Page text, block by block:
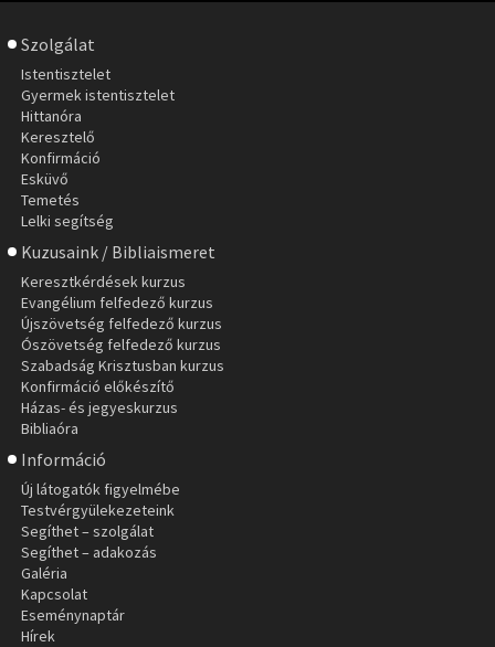
Szolgálat
Istentisztelet
Gyermek istentisztelet
Hittanóra
Keresztelő
Konfirmáció
Esküvő
Temetés
Lelki segítség
Kuzusaink / Bibliaismeret
Keresztkérdések kurzus
Evangélium felfedező kurzus
Újszövetség felfedező kurzus
Ószövetség felfedező kurzus
Szabadság Krisztusban kurzus
Konfirmáció előkészítő
Házas- és jegyeskurzus
Bibliaóra
Információ
Új látogatók figyelmébe
Testvérgyülekezeteink
Segíthet – szolgálat
Segíthet – adakozás
Galéria
Kapcsolat
Eseménynaptár
Hírek